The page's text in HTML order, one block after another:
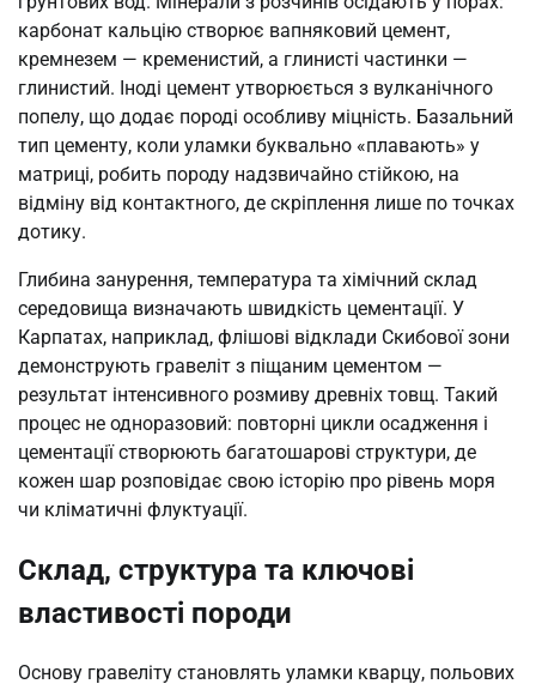
карбонат кальцію створює вапняковий цемент,
кремнезем — кременистий, а глинисті частинки —
глинистий. Іноді цемент утворюється з вулканічного
попелу, що додає породі особливу міцність. Базальний
тип цементу, коли уламки буквально «плавають» у
матриці, робить породу надзвичайно стійкою, на
відміну від контактного, де скріплення лише по точках
дотику.
Глибина занурення, температура та хімічний склад
середовища визначають швидкість цементації. У
Карпатах, наприклад, флішові відклади Скибової зони
демонструють гравеліт з піщаним цементом —
результат інтенсивного розмиву древніх товщ. Такий
процес не одноразовий: повторні цикли осадження і
цементації створюють багатошарові структури, де
кожен шар розповідає свою історію про рівень моря
чи кліматичні флуктуації.
Склад, структура та ключові
властивості породи
Основу гравеліту становлять уламки кварцу, польових